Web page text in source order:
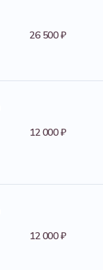
26 500 ₽
12 000 ₽
12 000 ₽